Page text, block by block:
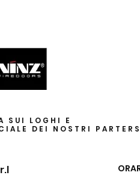
SUI LOGHI E
DEI NOSTRI